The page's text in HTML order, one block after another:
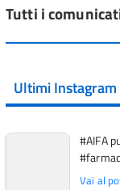
Tutti i
Ultimi Instagram
#AIFA
Vai al